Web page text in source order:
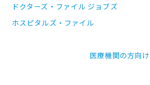
ドクターズ・ファイル ジョブズ
ホスピタルズ・ファイル
医療機関の方向